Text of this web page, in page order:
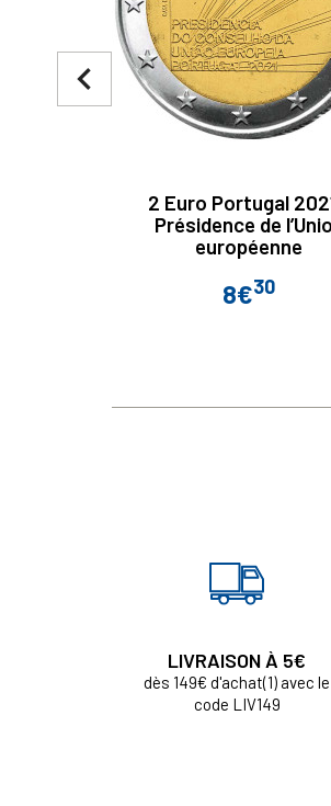
2 Euro Portugal
Présidence de
européenne
Prix
8€30
navigate_before
LIVRAISON À 5€
dès 149€ d'achat(1) avec le
code LIV149